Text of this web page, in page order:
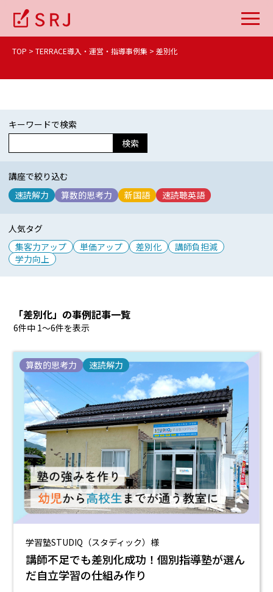
TOP TERRACE導入・運営・指導事例集 差別化
キーワードで検索
検索
講座で絞り込む
速読解力
算数的思考力 新国語 速読聴英語
人気タグ
集客力アップ
単価アップ 差別化
講師負担減
学力向上
「差別化」の事例記事一覧
6件中 1〜6件を表示
算数的思考力 速読解力
学習塾STUDIQ（スタディック）様
講師不足でも差別化成功！個別指導塾が選ん
だ自立学習の仕組み作り